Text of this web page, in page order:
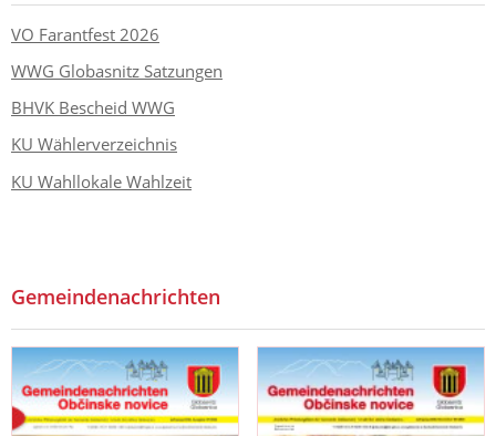
VO Farantfest 2026
WWG Globasnitz Satzungen
BHVK Bescheid WWG
KU Wählerverzeichnis
KU Wahllokale Wahlzeit
Gemeindenachrichten